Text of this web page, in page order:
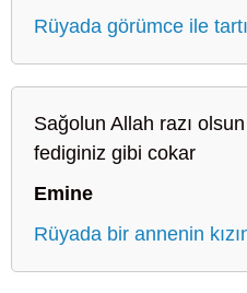
Rüyada görümce ile
Sağolun Allah razı
fediginiz gibi cokar
Emine
Rüyada bir annenin